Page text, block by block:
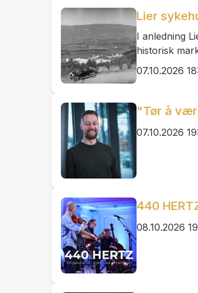
Lier
I anledning
historisk
07.10.2026
"Tør å
07.10.2026
440
08.10.2026